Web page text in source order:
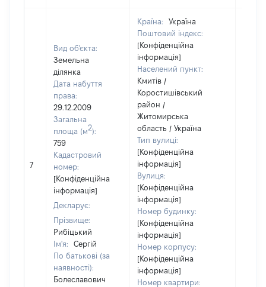
7
Вид об'єкта:
Земельна
ділянка
Дата набуття
права:
29.12.2009
Загальна
площа (м2):
759
Кадастровий
номер:
[Конфіденційна
інформація]
Декларує:
Прізвище:
Рибіцький
Ім'я:
Сергій
По батькові (за
наявності):
Болеславович
Країна:
Україна
Поштовий індекс:
[Конфіденційна
інформація]
Населений пункт:
Кмитів /
Коростишівський
район /
Житомирська
область / Україна
Тип вулиці:
[Конфіденційна
інформація]
Вулиця:
[Конфіденційна
інформація]
Номер будинку:
[Конфіденційна
інформація]
Номер корпусу:
[Конфіденційна
інформація]
Номер квартири: